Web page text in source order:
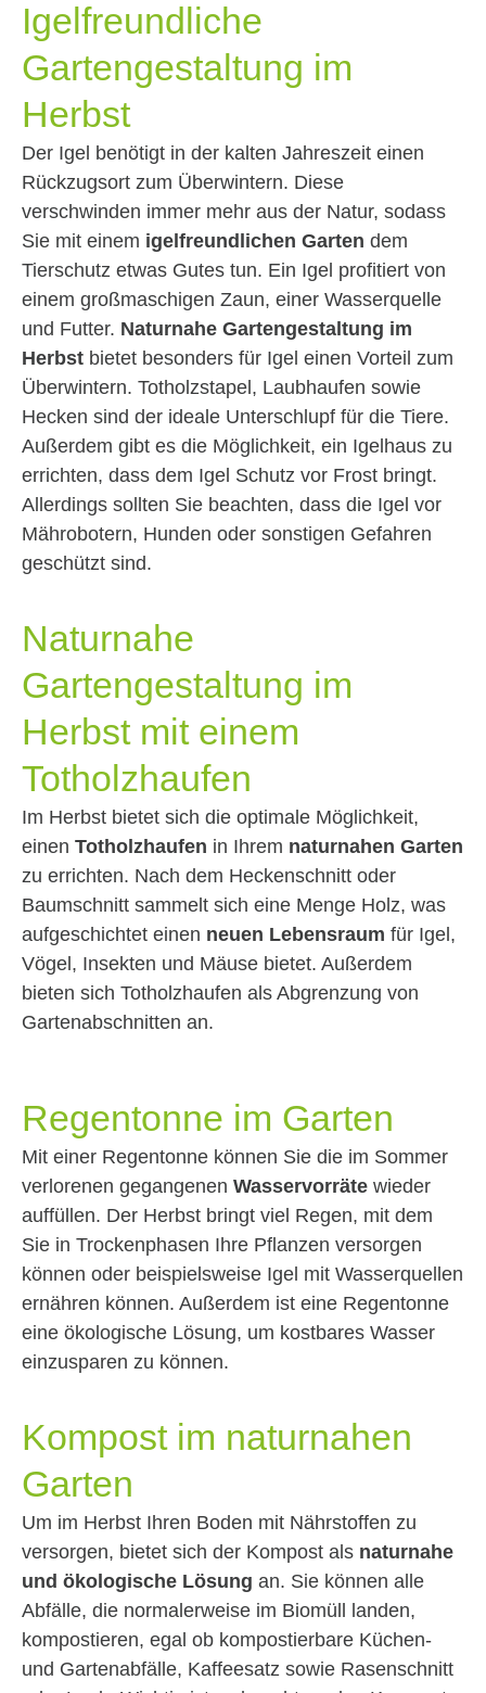
Igelfreundliche
Gartengestaltung im
Herbst
Der Igel benötigt in der kalten Jahreszeit einen
Rückzugsort zum Überwintern. Diese
verschwinden immer mehr aus der Natur, sodass
Sie mit einem igelfreundlichen Garten dem
Tierschutz etwas Gutes tun. Ein Igel profitiert von
einem großmaschigen Zaun, einer Wasserquelle
und Futter. Naturnahe Gartengestaltung im
Herbst bietet besonders für Igel einen Vorteil zum
Überwintern. Totholzstapel, Laubhaufen sowie
Hecken sind der ideale Unterschlupf für die Tiere.
Außerdem gibt es die Möglichkeit, ein Igelhaus zu
errichten, dass dem Igel Schutz vor Frost bringt.
Allerdings sollten Sie beachten, dass die Igel vor
Mährobotern, Hunden oder sonstigen Gefahren
geschützt sind.
Naturnahe
Gartengestaltung im
Herbst mit einem
Totholzhaufen
Im Herbst bietet sich die optimale Möglichkeit,
einen Totholzhaufen in Ihrem naturnahen Garten
zu errichten. Nach dem Heckenschnitt oder
Baumschnitt sammelt sich eine Menge Holz, was
aufgeschichtet einen neuen Lebensraum für Igel,
Vögel, Insekten und Mäuse bietet. Außerdem
bieten sich Totholzhaufen als Abgrenzung von
Gartenabschnitten an.
Regentonne im Garten
Mit einer Regentonne können Sie die im Sommer
verlorenen gegangenen Wasservorräte wieder
auffüllen. Der Herbst bringt viel Regen, mit dem
Sie in Trockenphasen Ihre Pflanzen versorgen
können oder beispielsweise Igel mit Wasserquellen
ernähren können. Außerdem ist eine Regentonne
eine ökologische Lösung, um kostbares Wasser
einzusparen zu können.
Kompost im naturnahen
Garten
Um im Herbst Ihren Boden mit Nährstoffen zu
versorgen, bietet sich der Kompost als naturnahe
und ökologische Lösung an. Sie können alle
Abfälle, die normalerweise im Biomüll landen,
kompostieren, egal ob kompostierbare Küchen-
und Gartenabfälle, Kaffeesatz sowie Rasenschnitt